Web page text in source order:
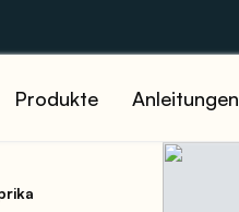
Produkte Anleitungen